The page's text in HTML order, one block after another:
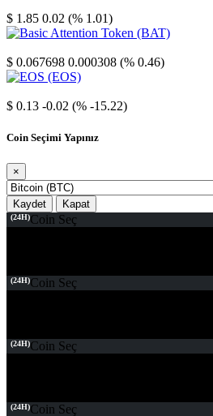
$ 1.85 0.02 (% 1.01)
$ 0.067698 0.000308 (% 0.46)
$ 0.13 -0.02 (% -15.22)
Coin Seçimi Yapınız
×
Kaydet Kapat
(24H)Coin Seç
(24H)Coin Seç
(24H)Coin Seç
(24H)Coin Seç